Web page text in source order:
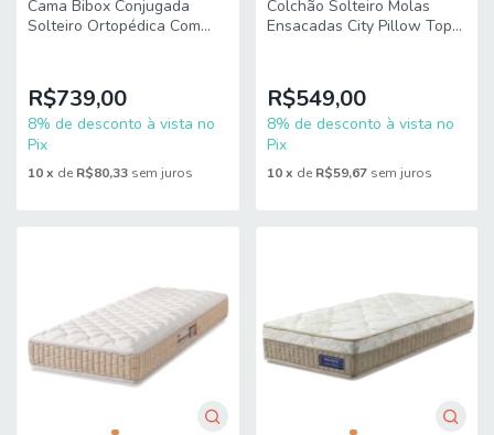
Cama Bibox Conjugada
Solteiro Ortopédica Com
R$739,00
8% de desconto à vista no
Pix
10x de R$80,33 sem juros
Colchão Solteiro Molas
Ensacadas City Pillow Top
110
R$549,00
8% de desconto à vista no
Pix
10 x de R$59,67 sem juros